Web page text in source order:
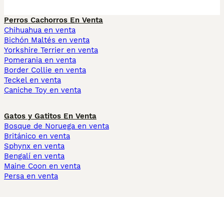
Perros Cachorros En Venta
Chihuahua en venta
Bichón Maltés en venta
Yorkshire Terrier en venta
Pomerania en venta
Border Collie en venta
Teckel en venta
Caniche Toy en venta
Gatos y Gatitos En Venta
Bosque de Noruega en venta
Británico en venta
Sphynx en venta
Bengalí en venta
Maine Coon en venta
Persa en venta